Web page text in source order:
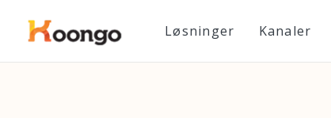
Løsninger Kanaler